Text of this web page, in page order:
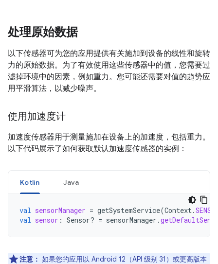
处理原始数据
以下传感器可为您的应用提供有关施加到设备的线性和旋转
力的原始数据。为了有效使用这些传感器中的值，您需要过
滤掉环境中的因素，例如重力。您可能还需要对值的趋势应
用平滑算法，以减少噪声。
使用加速度计
加速度传感器用于测量施加在设备上的加速度，包括重力。
以下代码展示了如何获取默认加速度传感器的实例：
Kotlin Java
val sensorManager = getSystemService(Context .
val sensor : Sensor? = sensorManager .
注意： 如果您的应用以 Android 12（API 级别 31）或更高版本